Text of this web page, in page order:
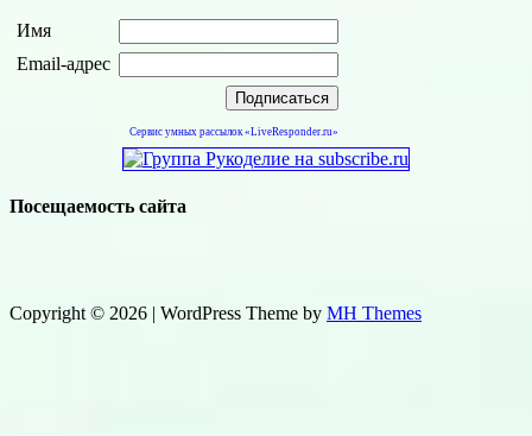
Имя
Email-адрес
Сервис умных рассылок «LiveResponder.ru»
Посещаемость сайта
Copyright © 2026 | WordPress Theme by MH Themes